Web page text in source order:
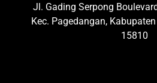
Jl. Gading Serpong
Kec. Pagedangan,
15810